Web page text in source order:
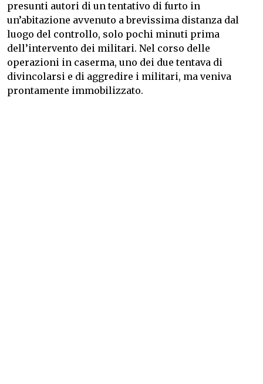
presunti autori di un tentativo di furto in
un’abitazione avvenuto a brevissima distanza dal
luogo del controllo, solo pochi minuti prima
dell’intervento dei militari. Nel corso delle
operazioni in caserma, uno dei due tentava di
divincolarsi e di aggredire i militari, ma veniva
prontamente immobilizzato.